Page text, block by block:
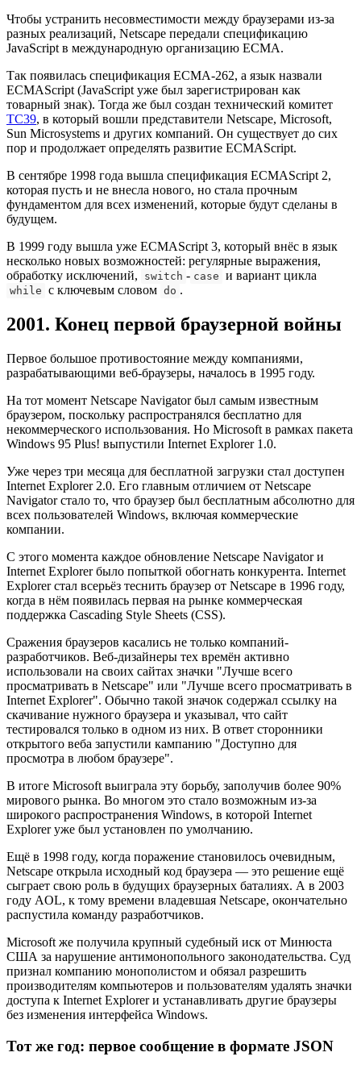
Чтобы устранить несовместимости между браузерами из-за
разных реализаций, Netscape передали спецификацию
JavaScript в международную организацию ECMA.
Так появилась спецификация ECMA-262, а язык назвали
ECMAScript (JavaScript уже был зарегистрирован как
товарный знак). Тогда же был создан технический комитет
TC39, в который вошли представители Netscape, Microsoft,
Sun Microsystems и других компаний. Он существует до сих
пор и продолжает определять развитие ECMAScript.
В сентябре 1998 года вышла спецификация ECMAScript 2,
которая пусть и не внесла нового, но стала прочным
фундаментом для всех изменений, которые будут сделаны в
будущем.
В 1999 году вышла уже ECMAScript 3, который внёс в язык
несколько новых возможностей: регулярные выражения,
обработку исключений,
switch - case и вариант цикла
while с ключевым словом do .
2001. Конец первой браузерной войны
Первое большое противостояние между компаниями,
разрабатывающими веб-браузеры, началось в 1995 году.
На тот момент Netscape Navigator был самым известным
браузером, поскольку распространялся бесплатно для
некоммерческого использования. Но Microsoft в рамках пакета
Windows 95 Plus! выпустили Internet Explorer 1.0.
Уже через три месяца для бесплатной загрузки стал доступен
Internet Explorer 2.0. Его главным отличием от Netscape
Navigator стало то, что браузер был бесплатным абсолютно для
всех пользователей Windows, включая коммерческие
компании.
С этого момента каждое обновление Netscape Navigator и
Internet Explorer было попыткой обогнать конкурента. Internet
Explorer стал всерьёз теснить браузер от Netscape в 1996 году,
когда в нём появилась первая на рынке коммерческая
поддержка Cascading Style Sheets (CSS).
Сражения браузеров касались не только компаний-
разработчиков. Веб-дизайнеры тех времён активно
использовали на своих сайтах значки "Лучше всего
просматривать в Netscape" или "Лучше всего просматривать в
Internet Explorer". Обычно такой значок содержал ссылку на
скачивание нужного браузера и указывал, что сайт
тестировался только в одном из них. В ответ сторонники
открытого веба запустили кампанию "Доступно для
просмотра в любом браузере".
В итоге Microsoft выиграла эту борьбу, заполучив более 90%
мирового рынка. Во многом это стало возможным из-за
широкого распространения Windows, в которой Internet
Explorer уже был установлен по умолчанию.
Ещё в 1998 году, когда поражение становилось очевидным,
Netscape открыла исходный код браузера — это решение ещё
сыграет свою роль в будущих браузерных баталиях. А в 2003
году AOL, к тому времени владевшая Netscape, окончательно
распустила команду разработчиков.
Microsoft же получила крупный судебный иск от Минюста
США за нарушение антимонопольного законодательства. Суд
признал компанию монополистом и обязал разрешить
производителям компьютеров и пользователям удалять значки
доступа к Internet Explorer и устанавливать другие браузеры
без изменения интерфейса Windows.
Тот же год: первое сообщение в формате JSON